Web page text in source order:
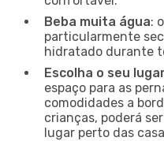
Beba muita água:
particularmente
hidratado durante
Escolha o seu
espaço para as
comodidades a
crianças, poderá
lugar perto das